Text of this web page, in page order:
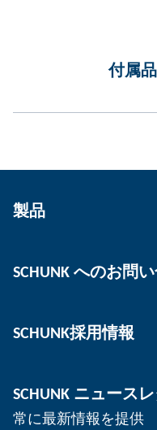
付属
製品
自動化技術
ワーククランピングテク
SCHUNK へのお問
拠点
イベント
SCHUNK採用情報
キャリアの場としての
SCHUNK ニュース
常に最新情報を提供